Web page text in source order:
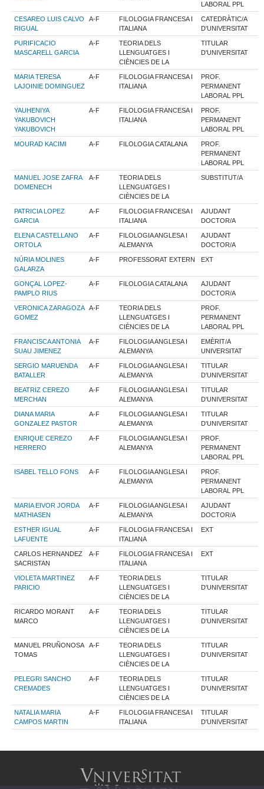
LABORAL PPL
CESAREO LUIS CALVO
RIGUAL
A-F
FILOLOGIA FRANCESA I
ITALIANA
CATEDRÀTIC/A
D'UNIVERSITAT
PURIFICACIO
MASCARELL GARCIA
A-F
TEORIA DELS
LLENGUATGES I
CIÈNCIES DE LA
TITULAR
D'UNIVERSITAT
MARIA TERESA
LAJOINIE DOMINGUEZ
A-F
FILOLOGIA FRANCESA I
ITALIANA
PROF.
PERMANENT
LABORAL PPL
YAUHENIYA
YAKUBOVICH
YAKUBOVICH
A-F
FILOLOGIA FRANCESA I
ITALIANA
PROF.
PERMANENT
LABORAL PPL
MOURAD KACIMI A-F FILOLOGIA CATALANA
PROF.
PERMANENT
LABORAL PPL
MANUEL JOSE ZAFRA
DOMENECH
A-F
TEORIA DELS
LLENGUATGES I
CIÈNCIES DE LA
SUBSTITUT/A
PATRICIA LOPEZ
GARCIA
A-F
FILOLOGIA FRANCESA I
ITALIANA
AJUDANT
DOCTOR/A
ELENA CASTELLANO
ORTOLA
A-F
FILOLOGIA ANGLESA I
ALEMANYA
AJUDANT
DOCTOR/A
NÚRIA MOLINES
GALARZA
A-F PROFESSORAT EXTERN EXT
GONÇAL LOPEZ-
PAMPLO RIUS
A-F FILOLOGIA CATALANA
AJUDANT
DOCTOR/A
VERONICA ZARAGOZA
GOMEZ
A-F
TEORIA DELS
LLENGUATGES I
CIÈNCIES DE LA
PROF.
PERMANENT
LABORAL PPL
FRANCISCA ANTONIA
SUAU JIMENEZ
A-F
FILOLOGIA ANGLESA I
ALEMANYA
EMÈRIT/A
UNIVERSITAT
SERGIO MARUENDA
BATALLER
A-F
FILOLOGIA ANGLESA I
ALEMANYA
TITULAR
D'UNIVERSITAT
BEATRIZ CEREZO
MERCHAN
A-F
FILOLOGIA ANGLESA I
ALEMANYA
TITULAR
D'UNIVERSITAT
DIANA MARIA
GONZALEZ PASTOR
A-F
FILOLOGIA ANGLESA I
ALEMANYA
TITULAR
D'UNIVERSITAT
ENRIQUE CEREZO
HERRERO
A-F
FILOLOGIA ANGLESA I
ALEMANYA
PROF.
PERMANENT
LABORAL PPL
ISABEL TELLO FONS A-F
FILOLOGIA ANGLESA I
ALEMANYA
PROF.
PERMANENT
LABORAL PPL
MARIA EIVOR JORDA
MATHIASEN
A-F
FILOLOGIA ANGLESA I
ALEMANYA
AJUDANT
DOCTOR/A
ESTHER IGUAL
LAFUENTE
A-F
FILOLOGIA FRANCESA I
ITALIANA
EXT
CARLOS HERNANDEZ
SACRISTAN
A-F
FILOLOGIA FRANCESA I
ITALIANA
EXT
VIOLETA MARTINEZ
PARICIO
A-F
TEORIA DELS
LLENGUATGES I
CIÈNCIES DE LA
TITULAR
D'UNIVERSITAT
RICARDO MORANT
MARCO
A-F
TEORIA DELS
LLENGUATGES I
CIÈNCIES DE LA
TITULAR
D'UNIVERSITAT
MANUEL PRUÑONOSA
TOMAS
A-F
TEORIA DELS
LLENGUATGES I
CIÈNCIES DE LA
TITULAR
D'UNIVERSITAT
PELEGRI SANCHO
CREMADES
A-F
TEORIA DELS
LLENGUATGES I
CIÈNCIES DE LA
TITULAR
D'UNIVERSITAT
NATALIA MARIA
CAMPOS MARTIN
A-F
FILOLOGIA FRANCESA I
ITALIANA
TITULAR
D'UNIVERSITAT